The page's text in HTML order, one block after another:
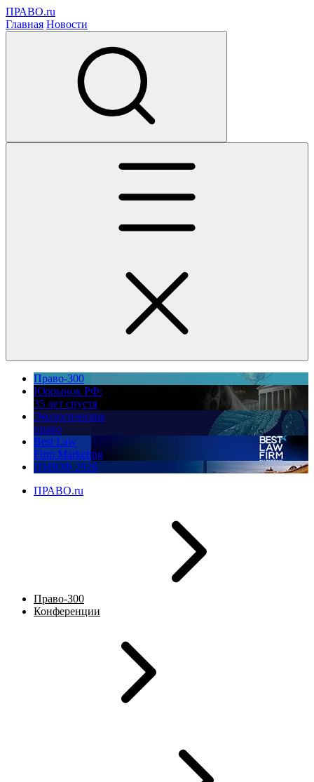
ПРАВО.ru
Главная Новости
Право-300
Юррынок РФ:
35 лет спустя
Экологическое
право
Best Law
Firm Marketing
ПМЮФ 2026
ПРАВО.ru
Право-300
Конференции